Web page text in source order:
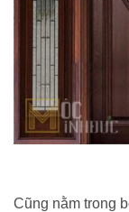
Cũng nằm trong